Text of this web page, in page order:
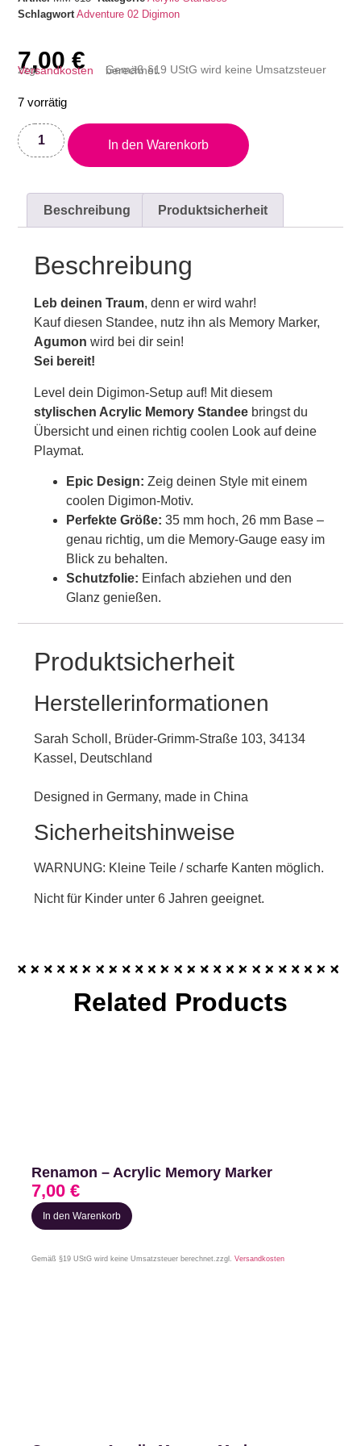
Schlagwort Adventure 02 Digimon
7,00€
zzgl.
Versandkosten Gemäß §19 UStG wird keine Umsatzsteuer berechnet.
7 vorrätig
In den Warenkorb
Beschreibung Produktsicherheit
Beschreibung
Leb deinen Traum, denn er wird wahr!
Kauf diesen Standee, nutz ihn als Memory Marker,
Agumonwird bei dir sein!
Sei bereit!
Level dein Digimon-Setup auf! Mit diesem
stylischen Acrylic Memory Standee bringst du
Übersicht und einen richtig coolen Look auf deine
Playmat.
Epic Design: Zeig deinen Style mit einem
coolen Digimon-Motiv.
Perfekte Größe: 35 mm hoch, 26 mm Base –
genau richtig, um die Memory-Gauge easy im
Blick zu behalten.
Schutzfolie: Einfach abziehen und den
Glanz genießen.
Produktsicherheit
Herstellerinformationen
Sarah Scholl, Brüder-Grimm-Straße 103, 34134
Kassel, Deutschland
Designed in Germany, made in China
Sicherheitshinweise
WARNUNG: Kleine Teile / scharfe Kanten möglich.
Nicht für Kinder unter 6 Jahren geeignet.
Related Products
Renamon – Acrylic Memory Marker
In den Warenkorb
7,00 €
Gemäß §19 UStG wird keine Umsatzsteuer berechnet.zzgl. Versandkosten